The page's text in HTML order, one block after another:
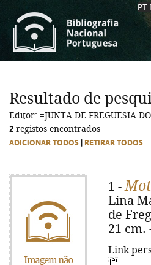
PT
Resultado de
Editor: =JUNTA DE FREGUESIA
2 registos encontrados
ADICIONAR TODOS RETIRAR TODOS
1 -
Lina
de
21 cm.
Link